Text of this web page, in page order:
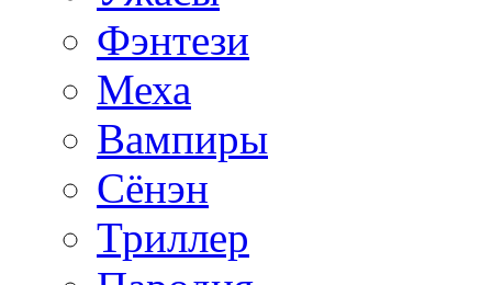
Фэнтези
Меха
Вампиры
Сёнэн
Триллер